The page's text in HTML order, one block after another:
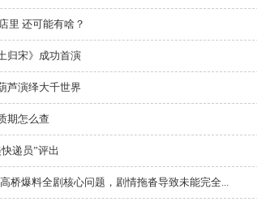
里 还可能有啥？
归宋》成功首演
芦演绎大千世界
期怎么查
递员”评出
桥爆料全剧核心问题，剧情拖沓导致未能完全...